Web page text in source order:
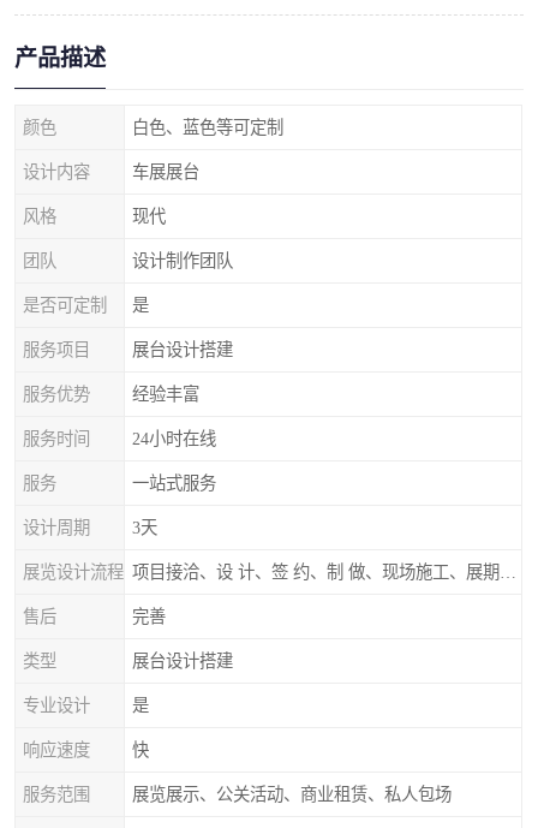
产品描述
颜色 白色、蓝色等可定制
设计内容 车展展台
风格 现代
团队 设计制作团队
是否可定制 是
服务项目 展台设计搭建
服务优势 经验丰富
服务时间 24小时在线
服务 一站式服务
设计周期 3天
展览设计流程
售后 完善
类型 展台设计搭建
专业设计 是
响应速度 快
服务范围 展览展示、公关活动、商业租赁、私人包场